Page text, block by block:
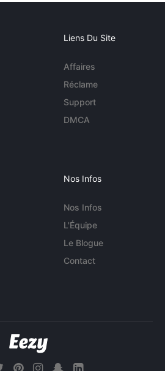
Liens Du Site
Affaires
Réclame
Support
DMCA
Nos Infos
Nos Infos
L'Équipe
Le Blogue
Contact